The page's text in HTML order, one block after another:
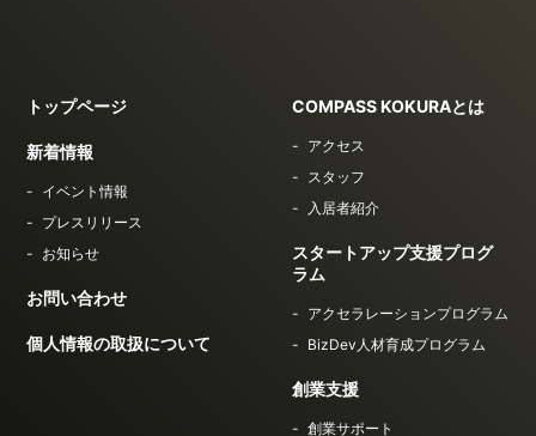
トップページ
新着情報
イベント情報
プレスリリース
お知らせ
お問い合わせ
個人情報の取扱について
COMPASS KOKURAとは
アクセス
スタッフ
入居者紹介
スタートアップ支援プログ
ラム
アクセラレーションプログラム
BizDev人材育成プログラム
創業支援
創業サポート